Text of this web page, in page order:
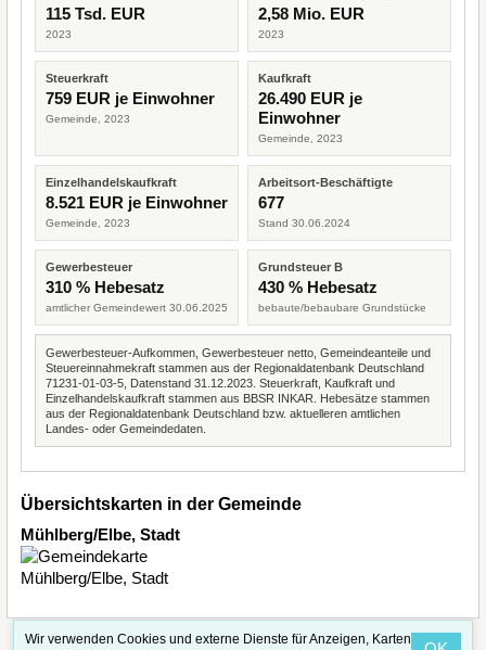
115 Tsd. EUR
2023
2,58 Mio. EUR
2023
Steuerkraft
759 EUR je Einwohner
Gemeinde, 2023
Kaufkraft
26.490 EUR je
Einwohner
Gemeinde, 2023
Einzelhandelskaufkraft
8.521 EUR je Einwohner
Gemeinde, 2023
Arbeitsort-Beschäftigte
677
Stand 30.06.2024
Gewerbesteuer
310 % Hebesatz
amtlicher Gemeindewert 30.06.2025
Grundsteuer B
430 % Hebesatz
bebaute/bebaubare Grundstücke
Gewerbesteuer-Aufkommen, Gewerbesteuer netto, Gemeindeanteile und
Steuereinnahmekraft stammen aus der Regionaldatenbank Deutschland
71231-01-03-5, Datenstand 31.12.2023. Steuerkraft, Kaufkraft und
Einzelhandelskaufkraft stammen aus BBSR INKAR. Hebesätze stammen
aus der Regionaldatenbank Deutschland bzw. aktuelleren amtlichen
Landes- oder Gemeindedaten.
Übersichtskarten in der Gemeinde
Mühlberg/Elbe, Stadt
Wir verwenden Cookies und externe Dienste für Anzeigen, Karten